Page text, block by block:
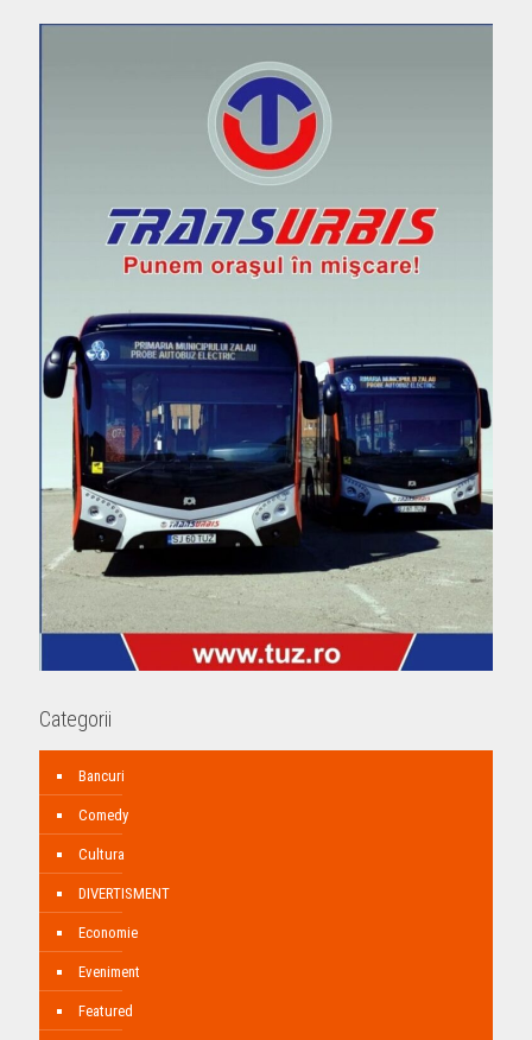
Categorii
Bancuri
Comedy
Cultura
DIVERTISMENT
Economie
Eveniment
Featured